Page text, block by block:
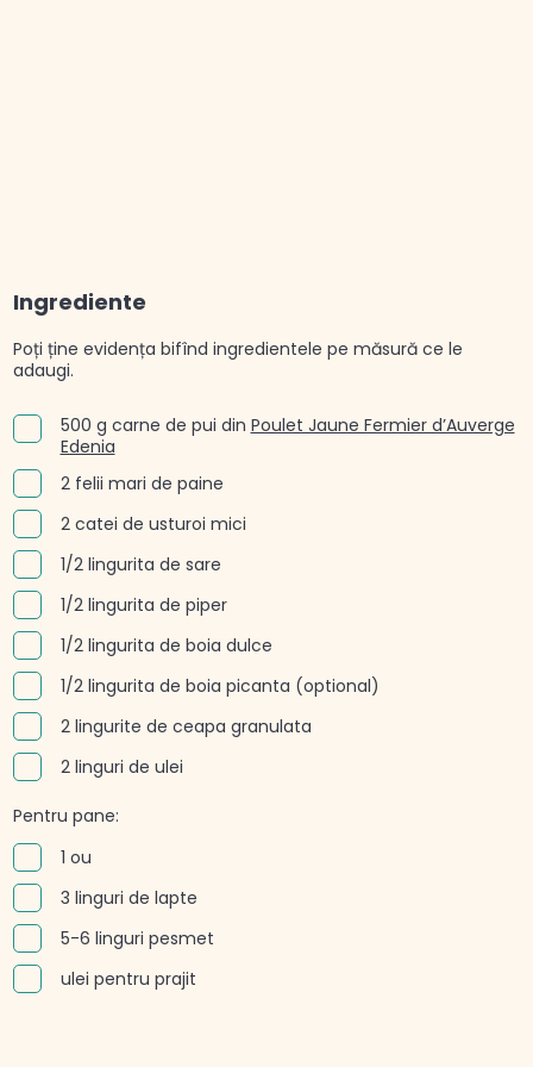
Ingrediente
Poți ține evidența bifînd ingredientele pe măsură ce le
adaugi.
500 g carne de pui din Poulet Jaune Fermier d’Auverge
Edenia
2 felii mari de paine
2 catei de usturoi mici
1/2 lingurita de sare
1/2 lingurita de piper
1/2 lingurita de boia dulce
1/2 lingurita de boia picanta (optional)
2 lingurite de ceapa granulata
2 linguri de ulei
Pentru pane:
1 ou
3 linguri de lapte
5-6 linguri pesmet
ulei pentru prajit